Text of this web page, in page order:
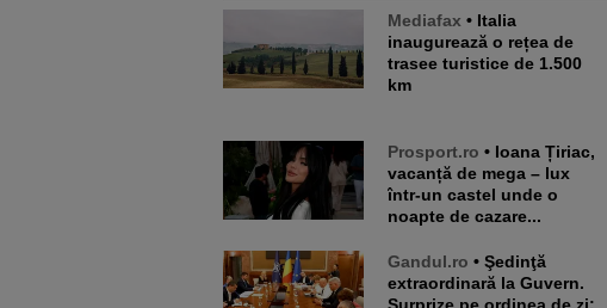
Mediafax • Italia
inaugurează o rețea de
trasee turistice de 1.500
km
Prosport.ro • Ioana Țiriac,
vacanță de mega – lux
într-un castel unde o
noapte de cazare...
Gandul.ro • Şedinţă
extraordinară la Guvern.